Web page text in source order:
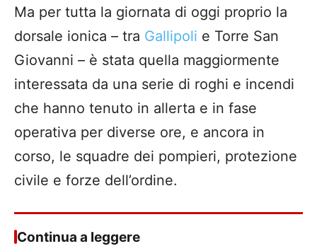
Ma per tutta la giornata di oggi proprio la
dorsale ionica – tra Gallipoli e Torre San
Giovanni – è stata quella maggiormente
interessata da una serie di roghi e incendi
che hanno tenuto in allerta e in fase
operativa per diverse ore, e ancora in
corso, le squadre dei pompieri, protezione
civile e forze dell’ordine.
Continua a leggere